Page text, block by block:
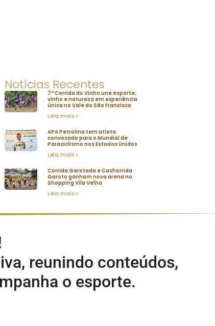
Notícias Recentes
7ª Corrida do Vinho une esporte,
vinho e natureza em experiência
única no Vale do São Francisco
Leia mais »
APA Petrolina tem atleta
convocado para o Mundial de
Paraciclismo nos Estados Unidos
Leia mais »
Corrida Garotada e Cachorrida
Garoto ganham nova arena no
Shopping Vila Velha
Leia mais »
reunindo conteúdos,
o esporte.